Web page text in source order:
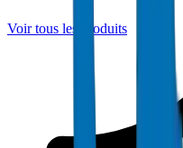
Voir tous les produits